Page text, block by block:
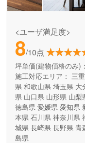
<ユーザ満足度>
8/10点
坪単価(建物価格のみ)：
施工対応エリア： 三
県 和歌山県 埼玉県 大
県 山口県 山形県 山梨
徳島県 愛媛県 愛知県
本県 石川県 神奈川県
城県 長崎県 長野県 青
島県